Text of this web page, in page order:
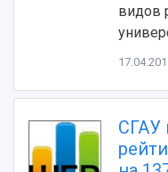
Ключевые факты
Руководство
Попечительский
Ученый совет
Главные новости
Бортжурнал
Пресс-центр
Почему я
Абитуриенту
Аспирантура
Формы обучения
Учебные планы
Дополнительное
Основные
Научные школы
Конкурс на
работников
Научно-
видов
СГАУ